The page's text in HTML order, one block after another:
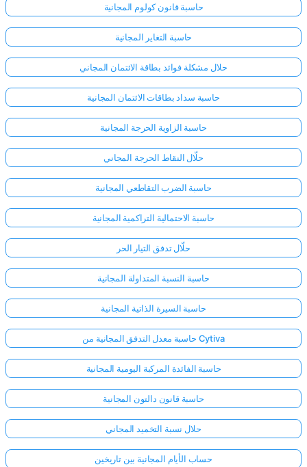
حاسبة قانون كولوم المجانية
حاسبة التغاير المجانية
حلال مشكلة فوائد بطاقة الائتمان المجاني
حاسبة سداد بطاقات الائتمان المجانية
حاسبة الزاوية الحرجة المجانية
حلّال النقاط الحرجة المجاني
حاسبة الضرب التقاطعي المجانية
حاسبة الاحتمالية التراكمية المجانية
حلّال تدفق التيار الحر
حاسبة النسبة المتداولة المجانية
حاسبة السيرة الذاتية المجانية
حاسبة معدل التدفق المجانية من Cytiva
حاسبة الفائدة المركبة اليومية المجانية
حاسبة قانون دالتون المجانية
حلال نسبة التخميد المجاني
حساب الأيام المجانية بين تاريخين